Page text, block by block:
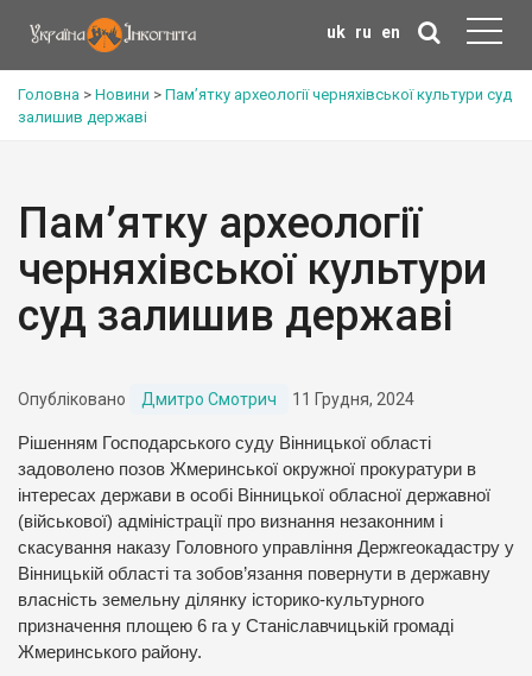
uk ru en
Головна > Новини > Пам’ятку археології черняхівської культури суд
залишив державі
Пам’ятку археології
черняхівської культури
суд залишив державі
Опубліковано Дмитро Смотрич 11 Грудня, 2024
Рішенням Господарського суду Вінницької області
задоволено позов Жмеринської окружної прокуратури в
інтересах держави в особі Вінницької обласної державної
(військової) адміністрації про визнання незаконним і
скасування наказу Головного управління Держгеокадастру у
Вінницькій області та зобов’язання повернути в державну
власність земельну ділянку історико-культурного
призначення площею 6 га у Станіславчицькій громаді
Жмеринського району.